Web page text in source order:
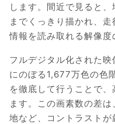
します。間近で見ると
までくっきり描かれ、
情報を読み取れる解像度
フルデジタル化された
にのぼる1,677万色の色
を徹底して行うことで
ます。この画素数の差
地など、コントラスト